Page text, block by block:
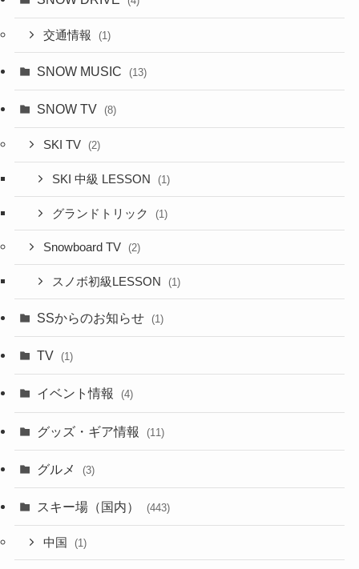
交通情報 (1)
SNOW MUSIC (13)
SNOW TV (8)
SKI TV (2)
SKI 中級 LESSON (1)
グランドトリック (1)
Snowboard TV (2)
スノボ初級LESSON (1)
SSからのお知らせ (1)
TV (1)
イベント情報 (4)
グッズ・ギア情報 (11)
グルメ (3)
スキー場（国内） (443)
中国 (1)